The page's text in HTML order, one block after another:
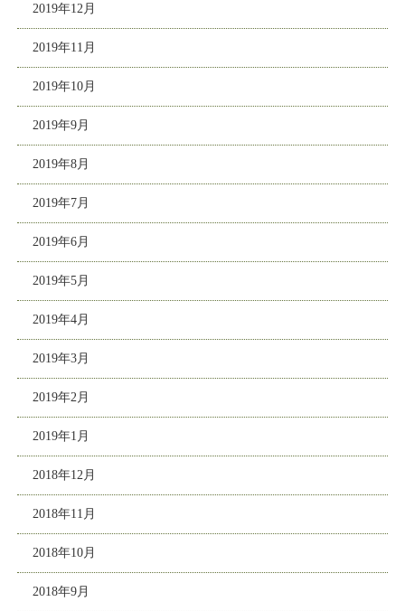
2019年12月
2019年11月
2019年10月
2019年9月
2019年8月
2019年7月
2019年6月
2019年5月
2019年4月
2019年3月
2019年2月
2019年1月
2018年12月
2018年11月
2018年10月
2018年9月